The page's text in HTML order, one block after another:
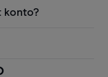
konto?
Reuters
man